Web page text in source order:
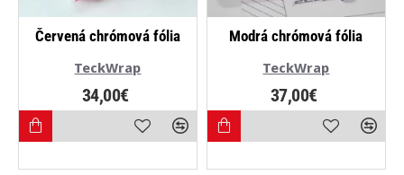
TeckWrap
Červená chrómová fólia
34,00€
TeckWrap
Modrá chrómová fólia
37,00€